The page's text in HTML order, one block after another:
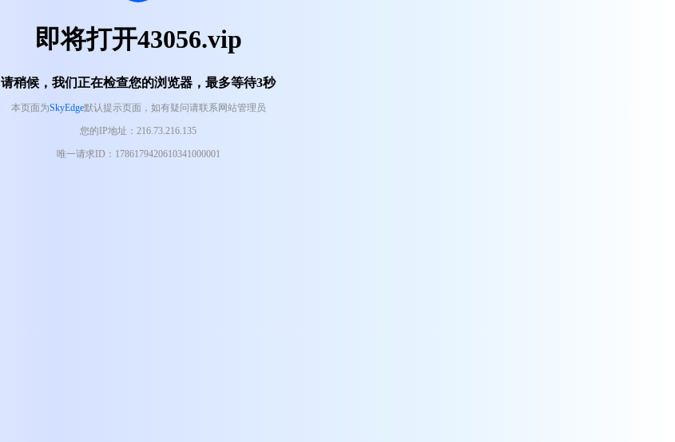
即将打开43056.vip
请稍候，我们正在检查您的浏览器，最多等待3秒
本页面为SkyEdge默认提示页面，如有疑问请联系网站管理员
您的IP地址：216.73.216.135
唯一请求ID：1786179420610341000001